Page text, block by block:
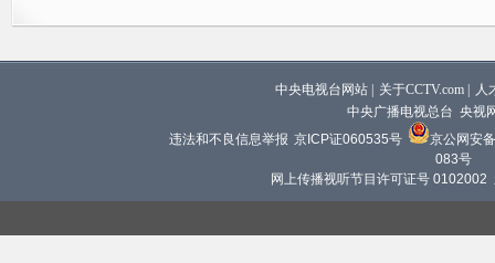
中央电视台网站 关于CCTV.com
人
中央广播电视总台 央视
违法和不良信息举报 京ICP证060535号
京公网安
083号
网上传播视听节目许可证号